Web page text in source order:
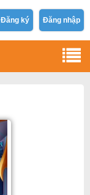
Đăng ký Đăng nhập